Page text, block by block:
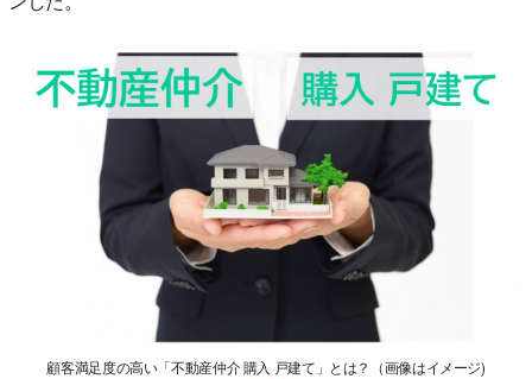
顧客満足度の高い「不動産仲介 購入 戸建て」とは？（画像はイメージ)